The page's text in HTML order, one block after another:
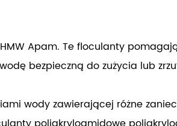
Apam. Te floculanty
bezpieczną do zużycia lub
wody zawierającej różne